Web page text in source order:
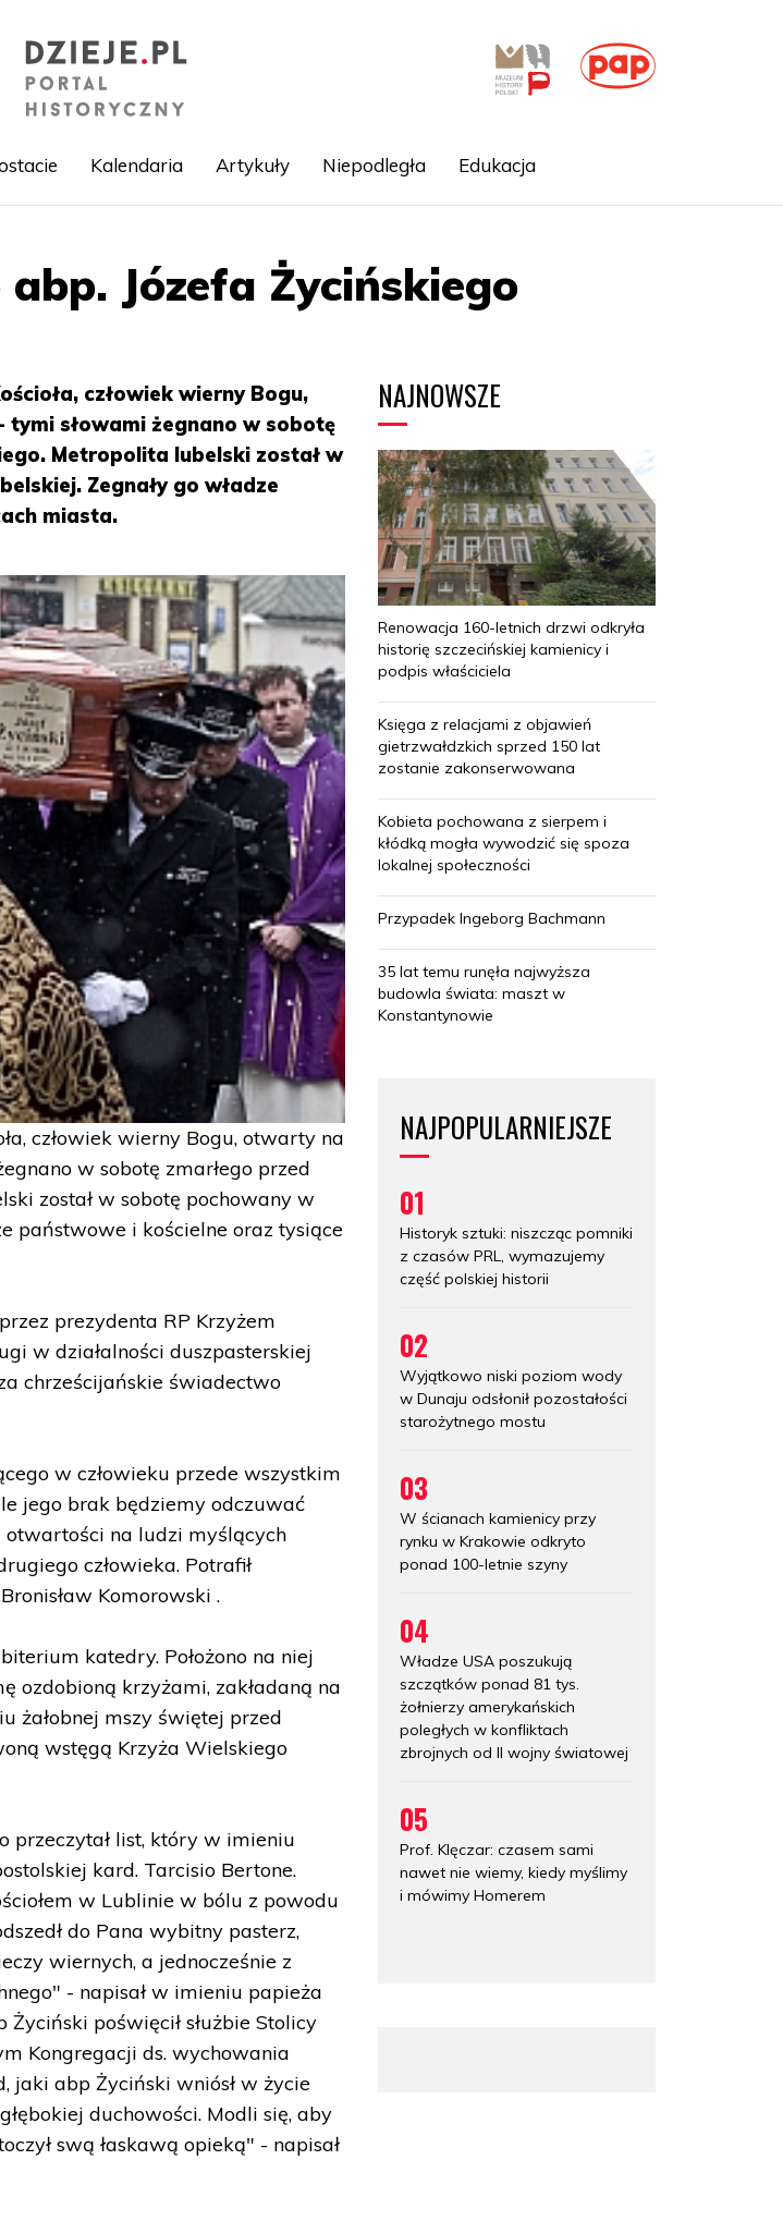
do
treści
Kalendaria Artykuły Niepodległa Edukacja
Józefa Życińskiego
człowiek wierny Bogu,
słowami żegnano w sobotę
Metropolita lubelski został w
Zegnały go władze
miasta.
człowiek wierny Bogu, otwarty na
w sobotę zmarłego przed
został w sobotę pochowany w
państwowe i kościelne oraz tysiące
prezydenta RP Krzyżem
w działalności duszpasterskiej
chrześcijańskie świadectwo
w człowieku przede wszystkim
jego brak będziemy odczuwać
otwartości na ludzi myślących
człowieka. Potrafił
Komorowski .
katedry. Położono na niej
ozdobioną krzyżami, zakładaną na
żałobnej mszy świętej przed
wstęgą Krzyża Wielskiego
przeczytał list, który w imieniu
kard. Tarcisio Bertone.
w Lublinie w bólu z powodu
do Pana wybitny pasterz,
wiernych, a jednocześnie z
- napisał w imieniu papieża
poświęcił służbie Stolicy
Kongregacji ds. wychowania
jaki abp Życiński wniósł w życie
duchowości. Modli się, aby
swą łaskawą opieką" - napisał
NAJNOWSZE
Renowacja 160-letnich drzwi odkryła
historię szczecińskiej kamienicy i
podpis właściciela
Księga z relacjami z objawień
gietrzwałdzkich sprzed 150 lat
zostanie zakonserwowana
Kobieta pochowana z sierpem i
kłódką mogła wywodzić się spoza
lokalnej społeczności
Przypadek Ingeborg Bachmann
35 lat temu runęła najwyższa
budowla świata: maszt w
Konstantynowie
NAJPOPULARNIEJSZE
01
Historyk sztuki: niszcząc pomniki
z czasów PRL, wymazujemy
część polskiej historii
02
Wyjątkowo niski poziom wody
w Dunaju odsłonił pozostałości
starożytnego mostu
03
W ścianach kamienicy przy
rynku w Krakowie odkryto
ponad 100-letnie szyny
04
Władze USA poszukują
szczątków ponad 81 tys.
żołnierzy amerykańskich
poległych w konfliktach
zbrojnych od II wojny światowej
05
Prof. Klęczar: czasem sami
nawet nie wiemy, kiedy myślimy
i mówimy Homerem